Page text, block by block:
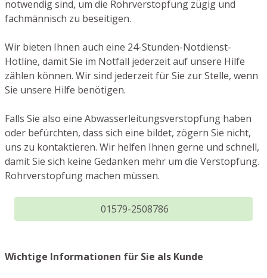
notwendig sind, um die Rohrverstopfung zügig und
fachmännisch zu beseitigen.
Wir bieten Ihnen auch eine 24-Stunden-Notdienst-
Hotline, damit Sie im Notfall jederzeit auf unsere Hilfe
zählen können. Wir sind jederzeit für Sie zur Stelle, wenn
Sie unsere Hilfe benötigen.
Falls Sie also eine Abwasserleitungsverstopfung haben
oder befürchten, dass sich eine bildet, zögern Sie nicht,
uns zu kontaktieren. Wir helfen Ihnen gerne und schnell,
damit Sie sich keine Gedanken mehr um die Verstopfung.
Rohrverstopfung machen müssen.
01579-2508786
Wichtige Informationen für Sie als Kunde